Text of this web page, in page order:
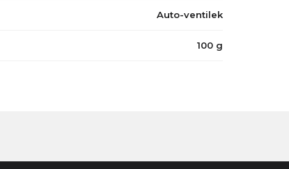
Auto-ventilek
100 g